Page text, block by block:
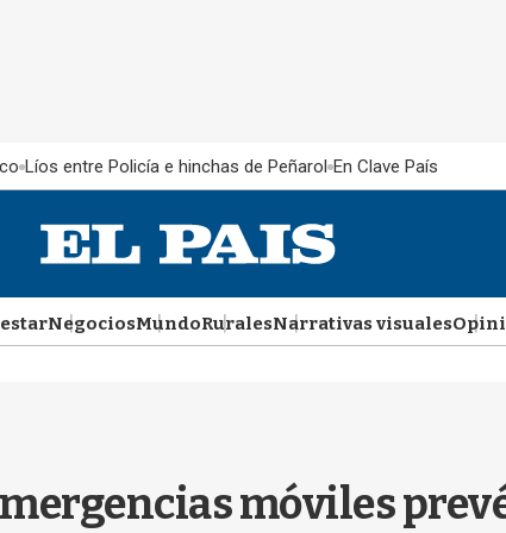
Líos entre Policía e hinchas de Peñarol En Clave País
NegociosMundoRuralesNarrativas visuales
móviles